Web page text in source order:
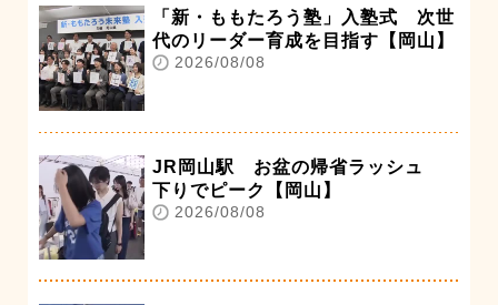
「新・ももたろう塾」入塾式 次世
代のリーダー育成を目指す【岡山】
2026/08/08
JR岡山駅 お盆の帰省ラッシュ
下りでピーク【岡山】
2026/08/08